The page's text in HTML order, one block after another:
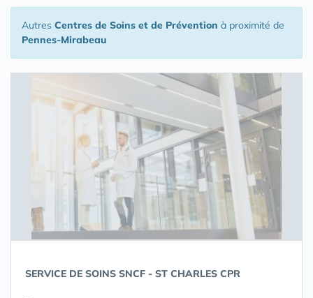
Autres Centres de Soins et de Prévention à proximité de
Pennes-Mirabeau
SERVICE DE SOINS SNCF - ST CHARLES CPR